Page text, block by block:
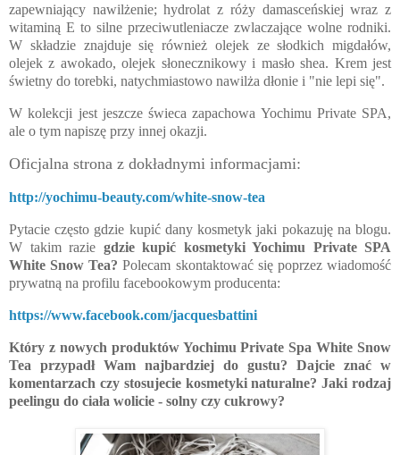
zapewniający nawilżenie; hydrolat z róży damasceńskiej wraz z
witaminą E to silne przeciwutleniacze zwlaczające wolne rodniki.
W składzie znajduje się również olejek ze słodkich migdałów,
olejek z awokado, olejek słonecznikowy i masło shea. Krem jest
świetny do torebki, natychmiastowo nawilża dłonie i "nie lepi się".
W kolekcji jest jeszcze świeca zapachowa Yochimu Private SPA,
ale o tym napiszę przy innej okazji.
Oficjalna strona z dokładnymi informacjami:
http://yochimu-beauty.com/white-snow-tea
Pytacie często gdzie kupić dany kosmetyk jaki pokazuję na blogu.
W takim razie gdzie kupić kosmetyki Yochimu Private SPA
White Snow Tea? Polecam skontaktować się poprzez wiadomość
prywatną na profilu facebookowym producenta:
https://www.facebook.com/jacquesbattini
Który z nowych produktów Yochimu Private Spa White Snow
Tea przypadł Wam najbardziej do gustu? Dajcie znać w
komentarzach czy stosujecie kosmetyki naturalne? Jaki rodzaj
peelingu do ciała wolicie - solny czy cukrowy?